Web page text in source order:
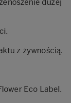
dużej
z żywnością.
Eco Label.